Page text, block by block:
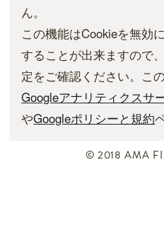
ん。
この機能はCookieを無効
することが出来ますので
定をご確認ください。こ
Googleアナリティクスサ
やGoogleポリシーと規約
© 2018 AMA